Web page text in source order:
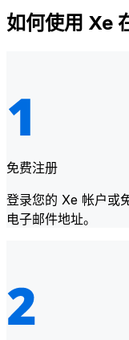
如何使用 Xe
免费注册
登录您的 Xe 帐户或
电子邮件地址。